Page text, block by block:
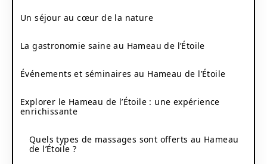
Un séjour au cœur de la nature
La gastronomie saine au Hameau de l’Étoile
Événements et séminaires au Hameau de l’Étoile
Explorer le Hameau de l’Étoile : une expérience
enrichissante
Quels types de massages sont offerts au Hameau
de l’Étoile ?